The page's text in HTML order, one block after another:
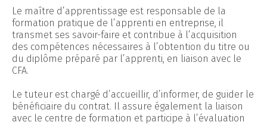
Le maître d’apprentissage est responsable de la
formation pratique de l’apprenti en entreprise, il
transmet ses savoir-faire et contribue à l’acquisition
des compétences nécessaires à l’obtention du titre ou
du diplôme préparé par l’apprenti, en liaison avec le
CFA.
Le tuteur est chargé d’accueillir, d’informer, de guider le
bénéficiaire du contrat. Il assure également la liaison
avec le centre de formation et participe à l’évaluation